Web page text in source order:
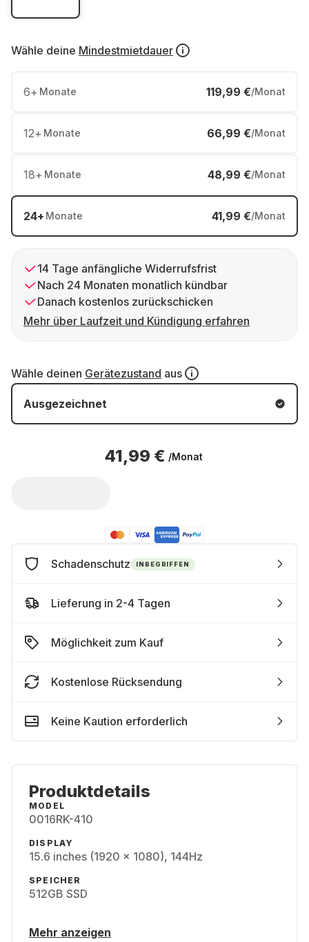
Wähle deine Mindestmietdauer
6+ Monate 119,99 €/Monat
12+ Monate 66,99 €/Monat
18+ Monate 48,99 €/Monat
24+ Monate 41,99 €/Monat
14 Tage anfängliche Widerrufsfrist
Nach 24 Monaten monatlich kündbar
Danach kostenlos zurückschicken
Mehr über Laufzeit und Kündigung erfahren
Wähle deinen Gerätezustand aus
Ausgezeichnet
41,99 € /Monat
Schadenschutz INBEGRIFFEN
Lieferung in 2-4 Tagen
Möglichkeit zum Kauf
Kostenlose Rücksendung
Keine Kaution erforderlich
Produktdetails
MODEL
0016RK-410
DISPLAY
15.6 inches (1920 x 1080), 144Hz
SPEICHER
512GB SSD
Mehr anzeigen